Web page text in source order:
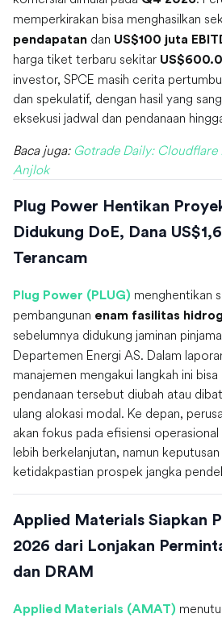
memperkirakan bisa menghasilkan
pendapatan dan US$100 juta
harga tiket terbaru sekitar
investor, SPCE masih cerita
dan spekulatif, dengan hasil yang
eksekusi jadwal dan pendanaan
Baca juga: Gotrade Daily: Cloudflare
Anjlok
Plug Power Hentikan
Didukung DoE, Dana
Terancam
Plug Power (PLUG) menghentikan
pembangunan enam fasilitas
sebelumnya didukung jaminan
Departemen Energi AS. Dalam
manajemen mengakui langkah ini
pendanaan tersebut diubah atau
ulang alokasi modal. Ke depan,
akan fokus pada efisiensi
lebih berkelanjutan, namun
ketidakpastian prospek jangka
Applied Materials Siapkan
2026 dari Lonjakan
dan DRAM
Applied Materials (AMAT)